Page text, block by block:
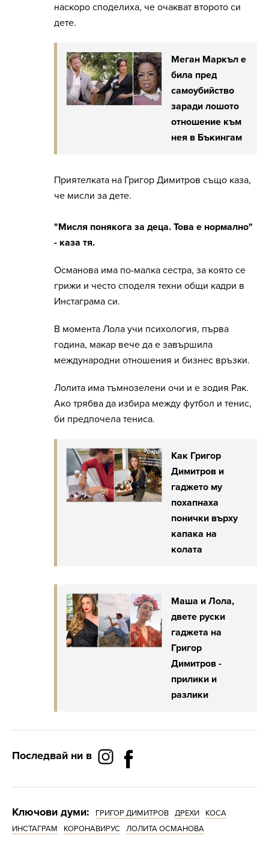
наскоро споделиха, че очакват второто си
дете.
Меган Маркъл е
била пред
самоубийство
заради лошото
отношение към
нея в Бъкингам
Приятелката на Григор Димитров също каза,
че мисли за дете.
"Мисля понякога за деца. Това е нормално"
- каза тя.
Османова има по-малка сестра, за която се
грижи и често споделя техни общи кадри в
Инстаграма си.
В момента Лола учи психология, първа
година, макар вече да е завършила
международни отношения и бизнес връзки.
Лолита има тъмнозелени очи и е зодия Рак.
Ако трябва да избира между футбол и тенис,
би предпочела тениса.
Как Григор
Димитров и
гаджето му
похапнаха
понички върху
капака на
колата
Маша и Лола,
двете руски
гаджета на
Григор
Димитров -
прилики и
разлики
Последвай ни в
Ключови думи: ГРИГОР ДИМИТРОВ ДРЕХИ
КОСА
ИНСТАГРАМ
КОРОНАВИРУС ЛОЛИТА ОСМАНОВА